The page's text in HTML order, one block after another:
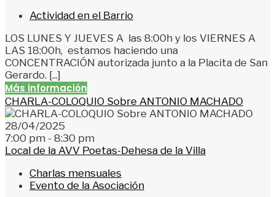
Actividad en el Barrio
LOS LUNES Y JUEVES A las 8:00h y los VIERNES A
LAS 18:00h, estamos haciendo una
CONCENTRACIÓN autorizada junto a la Placita de San
Gerardo. [...]
Más información
CHARLA-COLOQUIO Sobre ANTONIO MACHADO
28/04/2025
7:00 pm - 8:30 pm
Local de la AVV Poetas-Dehesa de la Villa
Charlas mensuales
Evento de la Asociación